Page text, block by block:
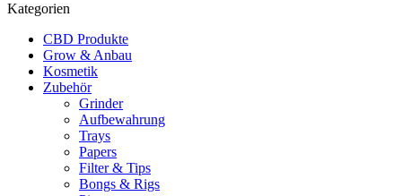
Kategorien
CBD Produkte
Grow & Anbau
Kosmetik
Zubehör
Grinder
Aufbewahrung
Trays
Papers
Filter & Tips
Bongs & Rigs